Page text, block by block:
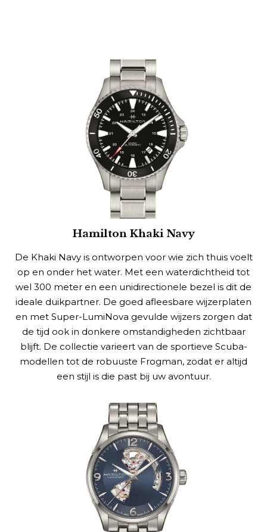
Hamilton Khaki Navy
De Khaki Navy is ontworpen voor wie zich thuis voelt
op en onder het water. Met een waterdichtheid tot
wel 300 meter en een unidirectionele bezel is dit de
ideale duikpartner. De goed afleesbare wijzerplaten
en met Super-LumiNova gevulde wijzers zorgen dat
de tijd ook in donkere omstandigheden zichtbaar
blijft. De collectie varieert van de sportieve Scuba-
modellen tot de robuuste Frogman, zodat er altijd
een stijl is die past bij uw avontuur.